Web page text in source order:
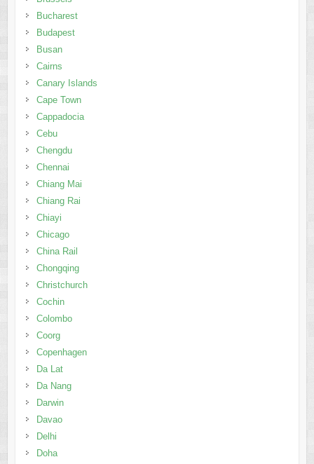
Bucharest
Budapest
Busan
Cairns
Canary Islands
Cape Town
Cappadocia
Cebu
Chengdu
Chennai
Chiang Mai
Chiang Rai
Chiayi
Chicago
China Rail
Chongqing
Christchurch
Cochin
Colombo
Coorg
Copenhagen
Da Lat
Da Nang
Darwin
Davao
Delhi
Doha